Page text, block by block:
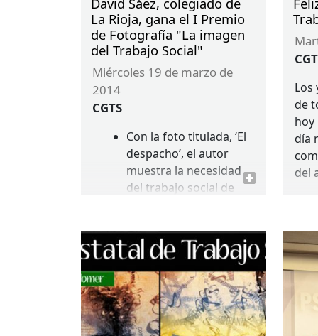
presentará el Trabajo Social
de Empresa.
La Rioja, gana el I Premio
de Fotografía "La imagen
del Trabajo Social"
miércoles 19 de marzo de
2014
CGTS
Con la foto titulada, ‘El
despacho’, el autor
muestra la necesidad
del trabajo social de
colegiada de Valladolid,
ha ganado el segundo
premio con la foto
‘Cada usuario es único’.
María Barrachina, del
Colegio de Castellón,
Los
de
hoy
día
del